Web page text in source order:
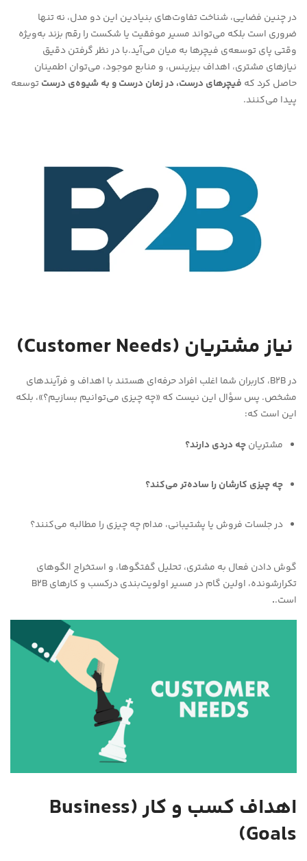
در چنین فضایی، شناخت تفاوت‌های بنیادین این دو مدل، نه تنها
ضروری است بلکه می‌تواند مسیر موفقیت یا شکست را رقم بزند به‌ویژه
وقتی پای توسعه‌ی فیچرها به میان می‌آید.با در نظر گرفتن دقیق
نیازهای مشتری، اهداف بیزینس، و منابع موجود، می‌توان اطمینان
حاصل کرد که فیچرهای درست، در زمان درست و به شیوه‌ی درستتوسعه
پیدا می‌کنند.
نیاز مشتریان (Customer Needs)
در B2B، کاربران شما اغلب افراد حرفه‌ای هستند با اهداف و فرآیندهای
مشخص. پس سؤال این نیست که «چه چیزی می‌توانیم بسازیم؟»، بلکه
این است که:
مشتریانچه دردی دارند؟
چه چیزی کارشان را ساده‌تر می‌کند؟
در جلسات فروش یا پشتیبانی، مدام چه چیزی را مطالبه می‌کنند؟
گوش دادن فعال به مشتری، تحلیل گفتگوها، و استخراج الگوهای
تکرارشونده، اولین گام در مسیر اولویت‌بندی درکسب و کارهای B2B
است..
اهداف کسب و کار (Business
Goals)